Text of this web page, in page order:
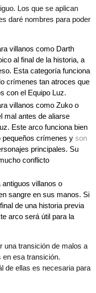
Los que se aplican
daré nombres para poder
villanos como Darth
al final de la historia, a
Esta categoría funciona
crímenes tan atroces que
con el Equipo Luz.
villanos como Zuko o
mal antes de aliarse
Este arco funciona bien
pequeños crímenes y son
principales. Su
conflicto
villanos o
sangre en sus manos. Si
de una historia previa
arco será útil para la
una transición de malos a
en esa transición.
de ellas es necesaria para